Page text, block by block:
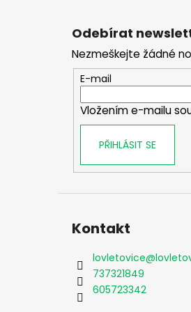
Z
Odebírat
Nezmeškejte žádné
E-mail
Vložením e-mailu
PŘIHLÁSIT SE
Kontakt
lovletovice@
737321849
605723342